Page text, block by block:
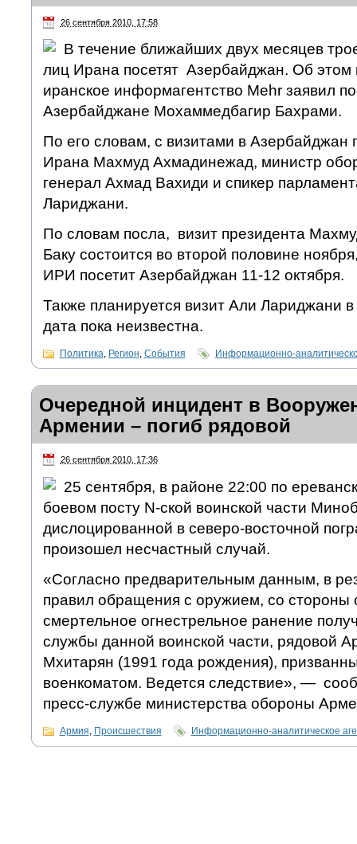
26 сентября 2010, 17:58
В течение ближайших двух месяцев
лиц Ирана посетят Азербайджан. Об этом
иранское информагентство Mehr заявил
Азербайджане Мохаммедбагир Бахрами.
По его словам, с визитами в Азербайджан
Ирана Махмуд Ахмадинежад, министр
генерал Ахмад Вахиди и спикер
Лариджани.
По словам посла, визит президента
Баку состоится во второй половине
ИРИ посетит Азербайджан 11-12 октября.
Также планируется визит Али Лариджани в
дата пока неизвестна.
Политика, Регион, События Информационно-
Очередной инцидент в
Армении – погиб рядовой
26 сентября 2010, 17:36
25 сентября, в районе 22:00 по
боевом посту N-ской воинской части
дислоцированной в северо-восточной
произошел несчастный случай.
«Согласно предварительным данным, в
правил обращения с оружием, со стороны
смертельное огнестрельное ранение
службы данной воинской части, рядовой
Мхитарян (1991 года рождения),
военкоматом. Ведется следствие», —
пресс-службе министерства обороны
Армия, Происшествия Информационно-аналитическое